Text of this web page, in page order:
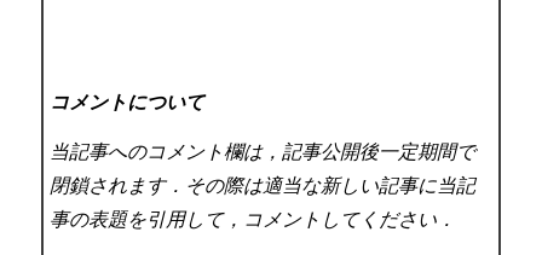
コメントについて
当記事へのコメント欄は，記事公開後一定期間で
閉鎖されます．その際は適当な新しい記事に当記
事の表題を引用して，コメントしてください．